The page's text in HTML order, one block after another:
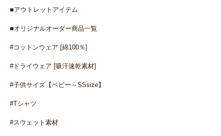
■アウトレットアイテム
■オリジナルオーダー商品一覧
#コットンウェア [綿100％]
#ドライウェア [吸汗速乾素材]
#子供サイズ【ベビー～SSsize】
#Tシャツ
#スウェット素材